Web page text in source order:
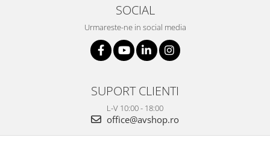
SOCIAL
Urmareste-ne in social media
SUPORT CLIENTI
L-V 10:00 - 18:00
office@avshop.ro